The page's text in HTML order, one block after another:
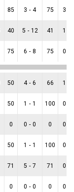
85 3 - 4 75 3
40 5 - 12 41 1
75 6 - 8 75 0
50 4 - 6 66 1
50 1 - 1 100 0
0 0 - 0 0 0
50 1 - 1 100 0
71 5 - 7 71 0
0 0 - 0 0 0